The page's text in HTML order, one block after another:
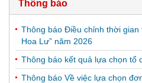
Thông báo
Thông báo Điều chỉnh thời gian
Hoa Lư” năm 2026
Thông báo kết quả lựa chọn tổ
Thông báo Về việc lựa chọn